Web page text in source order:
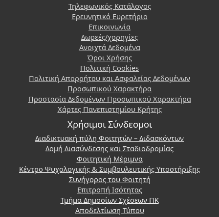
Τηλεφωνικός Κατάλογος
Ερευνητικό Ευρετήριο
Επικοινωνία
Δωρεές/χορηγίες
Ανοιχτά Δεδομένα
Όροι Χρήσης
Πολιτική Cookies
Πολιτική Απορρήτου και Ασφαλείας Δεδομένων
Προσωπικού Χαρακτήρα
Προστασία Δεδομένων Προσωπικού Χαρακτήρα
Χάρτες Πανεπιστημίου Κρήτης
Χρήσιμοι Σύνδεσμοι
Διαδικτυακή πύλη Φοιτητών – Διδασκόντων
Δομή Διασύνδεσης και Σταδιοδρομίας
Φοιτητική Μέριμνα
Κέντρο Ψυχολογικής & Συμβουλευτικής Υποστήριξης
Συνήγορος του Φοιτητή
Επιτροπή Ισότητας
Τμήμα Δημοσίων Σχέσεων ΠΚ
Αποδελτίωση Τύπου